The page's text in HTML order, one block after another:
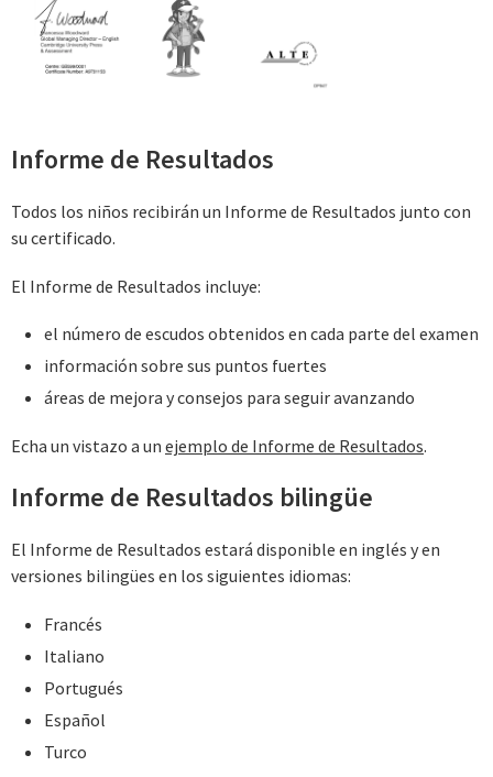
Informe de Resultados
Todos los niños recibirán un Informe de Resultados junto con
su certificado.
El Informe de Resultados incluye:
el número de escudos obtenidos en cada parte del examen
información sobre sus puntos fuertes
áreas de mejora y consejos para seguir avanzando
Echa un vistazo a un ejemplo de Informe de Resultados.
Informe de Resultados bilingüe
El Informe de Resultados estará disponible en inglés y en
versiones bilingües en los siguientes idiomas:
Francés
Italiano
Portugués
Español
Turco